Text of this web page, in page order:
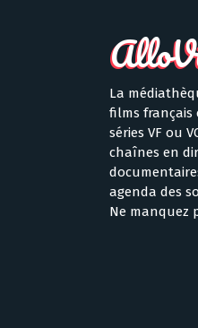
La
films
séries VF ou
chaînes en
agenda des
Ne manquez